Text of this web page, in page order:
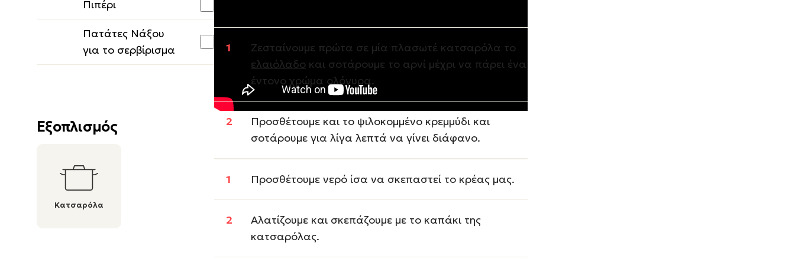
Πιπέρι
Πατάτες Νάξου
για το σερβίρισμα
Εξοπλισμός
Κατσαρόλα
Ζεσταίνουμε πρώτα σε μία πλασωτέ κατσαρόλα το
ελαιόλαδο και σοτάρουμε το αρνί μέχρι να πάρει ένα
έντονο χρώμα ολόγυρα.
Προσθέτουμε και το ψιλοκομμένο κρεμμύδι και
σοτάρουμε για λίγα λεπτά να γίνει διάφανο.
Προσθέτουμε νερό ίσα να σκεπαστεί το κρέας μας.
Αλατίζουμε και σκεπάζουμε με το καπάκι της
κατσαρόλας.